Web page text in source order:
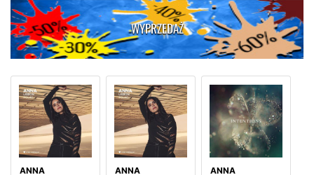
WYPRZEDAŻ
ANNA
ANNA
ANNA